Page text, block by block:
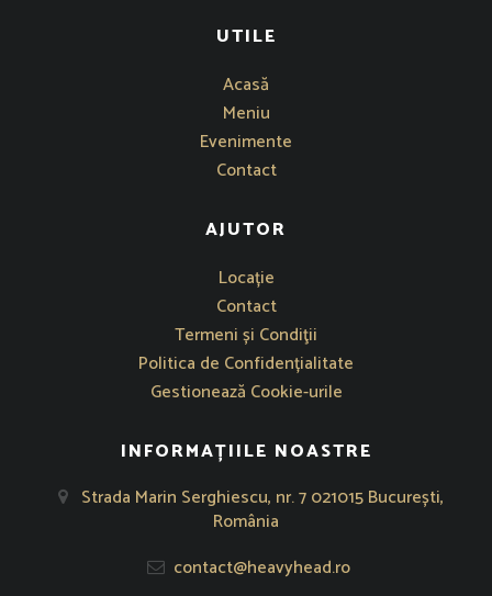
UTILE
Acasă
Meniu
Evenimente
Contact
AJUTOR
Se deschide într-o fereastră nouă
Locație
Contact
Termeni și Condiţii
Politica de Confidențialitate
Gestionează Cookie-urile
INFORMAȚIILE NOASTRE
Strada Marin Serghiescu, nr. 7 021015 București,
România
contact@heavyhead.ro